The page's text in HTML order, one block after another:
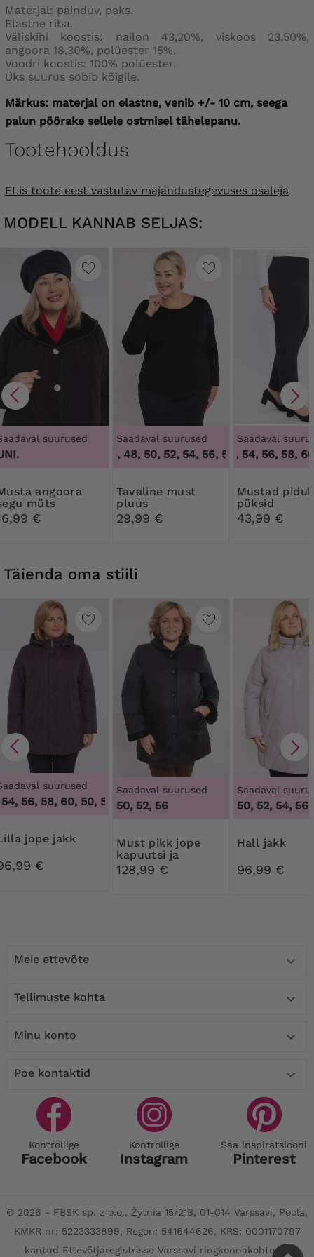
Materjal: painduv, paks.
Elastne riba.
Väliskihi koostis: nailon 43,20%, viskoos 23,50%,
angoora 18,30%, polüester 15%.
Voodri koostis: 100% polüester.
Üks suurus sobib kõigile.
Märkus: materjal on elastne, venib +/- 10 cm, seega
palun pöörake sellele ostmisel tähelepanu.
Tootehooldus
ELis toote eest vastutav majandustegevuses osaleja
MODELL KANNAB SELJAS:
suurused
müts
€
Saadaval suurused
44, 46, 48, 50, 52, 54, 56, 58, 60, 62, 64,
Tavaline must
pluus
29,99 €
Saadaval
50, 52, 54, 56, 58,
Mustad pidulikud
püksid
43,99 €
Täienda oma stiili
suurused
56, 58, 60,50, 52, 54, 56, 58, 60
Lilla jope jakk
€
Saadaval suurused
50, 52, 56
Must pikk jope
kapuutsi ja
karusnahaga
128,99 €
Saadaval
50, 52, 54,
Hall jakk
96,99 €
Meie ettevõte 
Tellimuste kohta 
Minu konto 
Poe kontaktid 
Kontrollige
Facebook
Kontrollige
Instagram
Saa inspiratsiooni
Pinterest
© 2026 - FBSK sp. z o.o., Żytnia 15/21B, 01-014 Varssavi, Poola,
KMKR nr: 5223333899, Regon: 541644626, KRS: 0001170797
kantud Ettevõtjaregistrisse Varssavi ringkonnakohtu XII